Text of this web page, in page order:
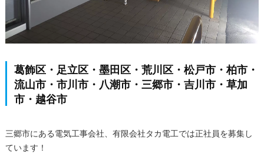
葛飾区・足立区・墨田区・荒川区・松戸市・柏市・
流山市・市川市・八潮市・三郷市・吉川市・草加
市・越谷市
三郷市にある電気工事会社、有限会社タカ電工では正社員を募集し
ています！